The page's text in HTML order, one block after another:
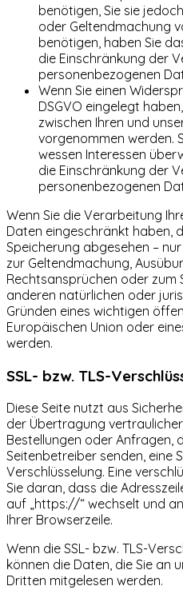
benötigen, Sie sie
oder Geltendmachung
benötigen, haben Sie
die Einschränkung der
personenbezogenen
Wenn Sie einen
DSGVO eingelegt
zwischen Ihren und
vorgenommen werden.
wessen Interessen
die Einschränkung der
personenbezogenen
Wenn Sie die Verarbeitung
Daten eingeschränkt haben,
Speicherung abgesehen –
zur Geltendmachung,
Rechtsansprüchen oder zum
anderen natürlichen oder
Gründen eines wichtigen
Europäischen Union oder
werden.
SSL- bzw. TLS-
Diese Seite nutzt aus
der Übertragung
Bestellungen oder Anfragen,
Seitenbetreiber senden, eine
Verschlüsselung. Eine
Sie daran, dass die
auf „https://“ wechselt und
Ihrer Browserzeile.
Wenn die SSL- bzw. TLS-
können die Daten, die Sie an
Dritten mitgelesen werden.